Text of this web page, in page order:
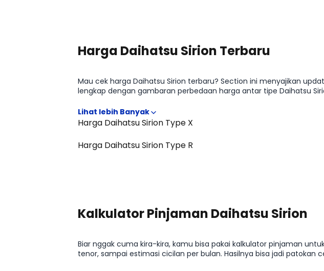
Harga Daihatsu Sirion Terbaru
Mau cek harga Daihatsu Sirion terbaru? Section ini menyajikan
lengkap dengan gambaran perbedaan harga antar tipe Daihatsu
Harga Daihatsu Sirion Type X
Harga Daihatsu Sirion Type R
Kalkulator Pinjaman Daihatsu Sirion
Biar nggak cuma kira-kira, kamu bisa pakai kalkulator pinjaman
tenor, sampai estimasi cicilan per bulan. Hasilnya bisa jadi patokan